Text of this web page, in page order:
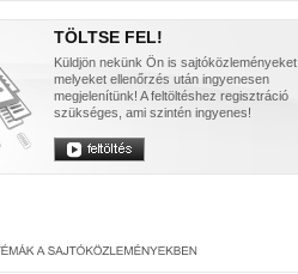
TÖLTSE FEL!
Küldjön nekünk Ön is sajtóközleményeket,
melyeket ellenőrzés után ingyenesen
megjelenítünk! A feltöltéshez regisztráció
szükséges, ami szintén ingyenes!